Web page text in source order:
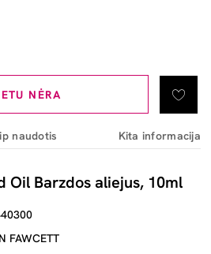
NĖRA
naudotis Kita informacija
Oil Barzdos aliejus, 10ml
FAWCETT